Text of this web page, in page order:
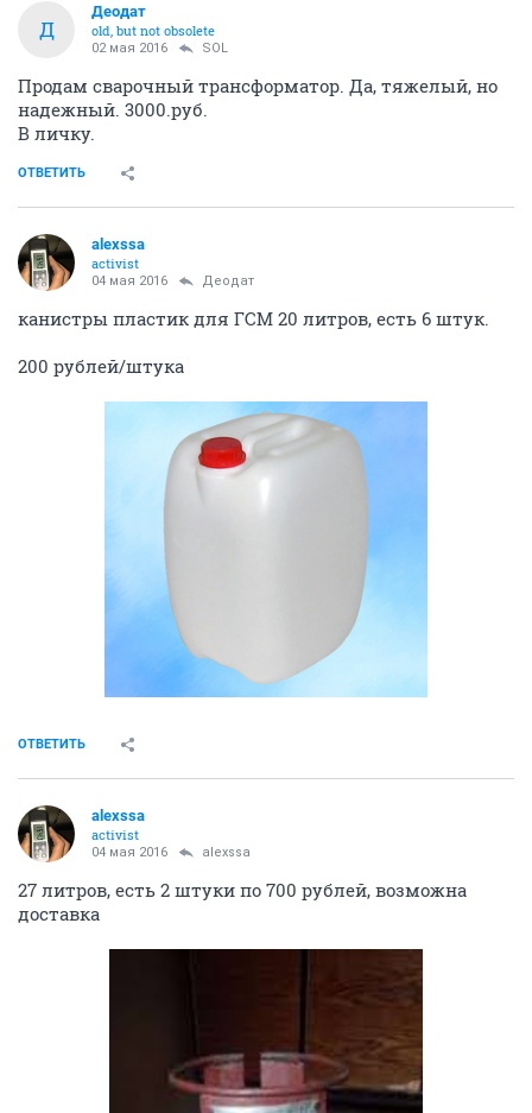
Д
Деодат
old, but not obsolete
02 мая 2016 SOL
Продам сварочный трансформатор. Да, тяжелый, но
надежный. 3000.руб.
В личку.
ОТВЕТИТЬ
alexssa
activist
04 мая 2016 Деодат
канистры пластик для ГСМ 20 литров, есть 6 штук.
200 рублей/штука
ОТВЕТИТЬ
alexssa
activist
04 мая 2016 alexssa
27 литров, есть 2 штуки по 700 рублей, возможна
доставка